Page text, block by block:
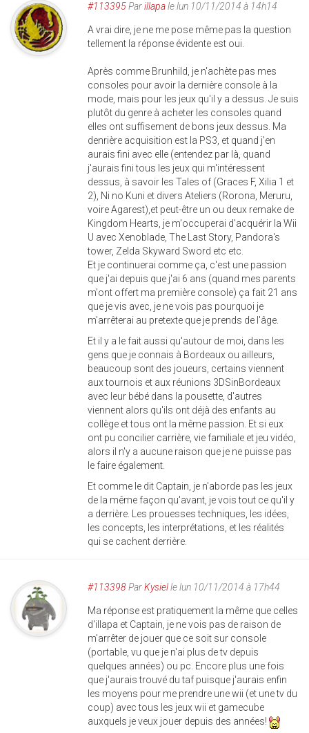
#113395Parillapale lun 10/11/2014 à 14h14
A vrai dire, je ne me pose même pas la question
tellement la réponse évidente est oui.
Après comme Brunhild, je n'achète pas mes
consoles pour avoir la dernière console à la
mode, mais pour les jeux qu'il y a dessus. Je suis
plutôt du genre à acheter les consoles quand
elles ont suffisement de bons jeux dessus. Ma
denrière acquisition est la PS3, et quand j'en
aurais fini avec elle (entendez par là, quand
j'aurais fini tous les jeux qui m'intéressent
dessus, à savoir les Tales of (Graces F, Xilia 1 et
2), Ni no Kuni et divers Ateliers (Rorona, Meruru,
voire Agarest),et peut-être un ou deux remake de
Kingdom Hearts, je m'occuperai d'acquérir la Wii
U avec Xenoblade, The Last Story, Pandora's
tower, Zelda Skyward Sword etc etc.
Et je continuerai comme ça, c'est une passion
que j'ai depuis que j'ai 6 ans (quand mes parents
m'ont offert ma première console) ça fait 21 ans
que je vis avec, je ne vois pas pourquoi je
m'arrêterai au pretexte que je prends de l'âge.
Et il y a le fait aussi qu'autour de moi, dans les
gens que je connais à Bordeaux ou ailleurs,
beaucoup sont des joueurs, certains viennent
aux tournois et aux réunions 3DSinBordeaux
avec leur bébé dans la pousette, d'autres
viennent alors qu'ils ont déjà des enfants au
collège et tous ont la même passion. Et si eux
ont pu concilier carrière, vie familiale et jeu vidéo,
alors il n'y a aucune raison que je ne puisse pas
le faire également.
Et comme le dit Captain, je n'aborde pas les jeux
de la même façon qu'avant, je vois tout ce qu'il y
a derrière. Les prouesses techniques, les idées,
les concepts, les interprétations, et les réalités
qui se cachent derrière.
#113398ParKysielle lun 10/11/2014 à 17h44
Ma réponse est pratiquement la même que celles
d'illapa et Captain, je ne vois pas de raison de
m'arrêter de jouer que ce soit sur console
(portable, vu que je n'ai plus de tv depuis
quelques années) ou pc. Encore plus une fois
que j'aurais trouvé du taf puisque j'aurais enfin
les moyens pour me prendre une wii (et une tv du
coup) avec tous les jeux wii et gamecube
auxquels je veux jouer depuis des années!